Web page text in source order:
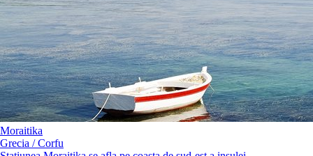
Moraitika
Grecia / Corfu